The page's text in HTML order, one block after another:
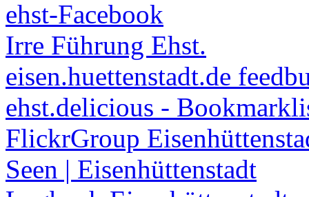
ehst-Facebook
Irre Führung Ehst.
eisen.huettenstadt.de
ehst.delicious -
FlickrGroup
Seen | Eisenhüttenstadt